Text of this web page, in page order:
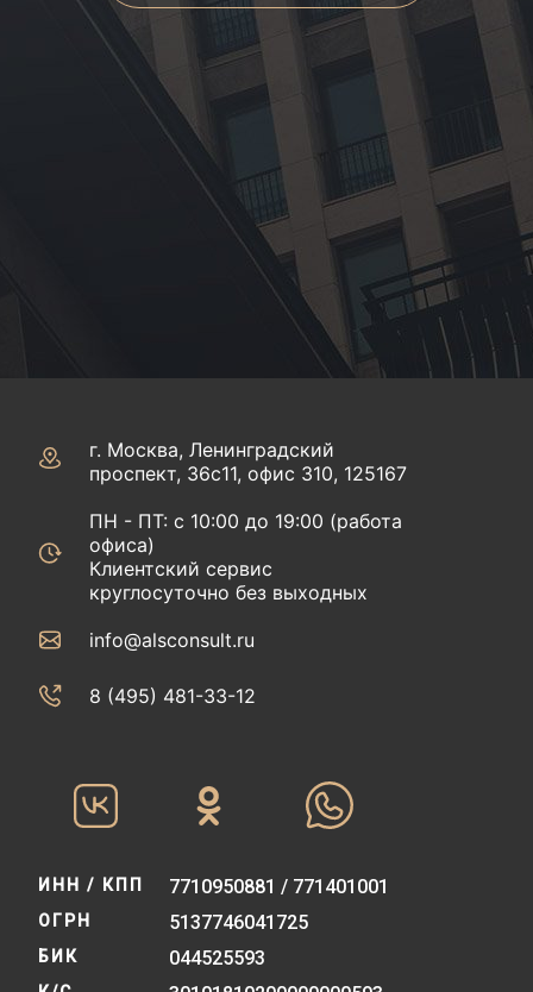
г. Москва, Ленинградский
проспект, 36с11, офис 310, 125167
ПН - ПТ: с 10:00 до 19:00 (работа
офиса)
Клиентский сервис
круглосуточно без выходных
info@alsconsult.ru
8 (495) 481-33-12‬‬
ИНН / КПП 7710950881 / 771401001
ОГРН 5137746041725
БИК 044525593